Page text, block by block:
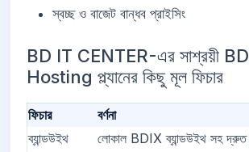
স্বচ্ছ ও বাজেট বান্ধব প্রাইসিং
BD IT CENTER-এর সাশ্রয়ী
Hosting প্ল্যানের কিছু মূল ফিচার
ফিচার
বর্ণনা
ব্যান্ডউইথ
লোকাল BDIX ব্যান্ডউইথ সহ দ্রুত